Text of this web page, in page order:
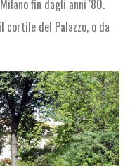
fin dagli anni '80.
cortile del Palazzo, o da